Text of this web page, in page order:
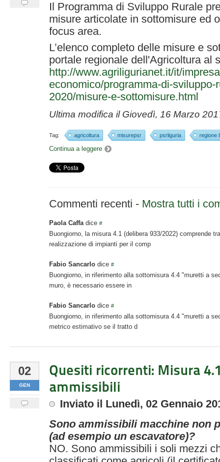
Il Programma di Sviluppo Rurale
misure articolate in sottomisure ed
focus area.
L’elenco completo delle misure e
portale regionale dell'Agricoltura al
http://www.agriligurianet.it/it/
economico/programma-di-
2020/misure-e-sottomisure.html
Ultima modifica il Giovedì, 16 Marzo
Tag: agricoltura misurepsr psrliguria regione
Continua a leggere
Commenti recenti - Mostra tutti i
Paola Caffadice #
Buongiorno, la misura 4.1 (delibera 933/2022) comprende
realizzazione di impianti per il comp
Fabio Sancarlo dice #
Buongiorno, in riferimento alla sottomisura 4.4 "muretti a
muro, è necessario essere in
Fabio Sancarlo dice #
Buongiorno, in riferimento alla sottomisura 4.4 "muretti a
metrico estimativo se il tratto d
02
GEN
Quesiti ricorrenti: Misura
ammissibili
Inviato il Lunedì, 02 Gennaio
Sono ammissibili macchine non
(ad esempio un escavatore)?
NO. Sono ammissibili i soli mezzi